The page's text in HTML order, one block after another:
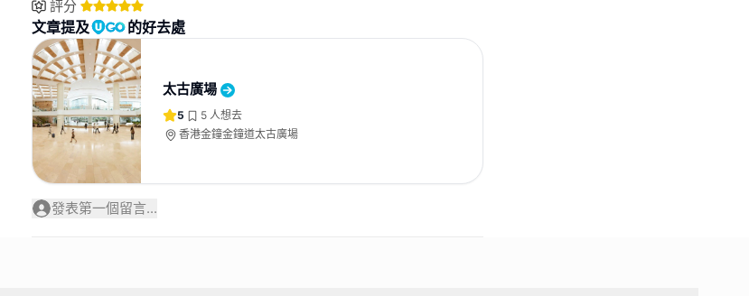
評分
文章提及 的好去處
太古廣場
5 5 人想去
香港金鐘金鐘道太古廣場
發表第一個留言...